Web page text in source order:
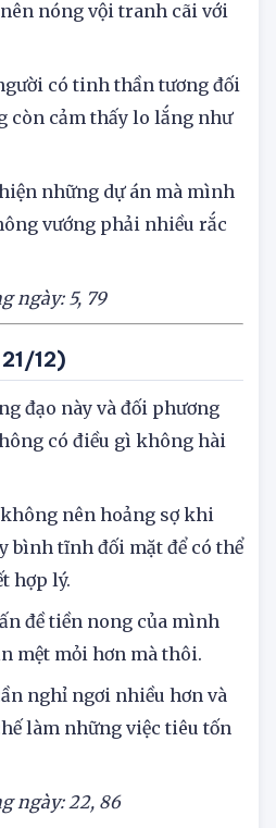
nay cũng cần chú ý kiềm
nóng vội tranh cãi với
có tinh thần tương đối
cảm thấy lo lắng như
những dự án mà mình
vướng phải nhiều rắc
ngày: 5, 79
12)
đạo này và đối phương
có điều gì không hài
nên hoảng sợ khi
bình tĩnh đối mặt để có thể
hợp lý.
đề tiền nong của mình
mệt mỏi hơn mà thôi.
nghỉ ngơi nhiều hơn và
làm những việc tiêu tốn